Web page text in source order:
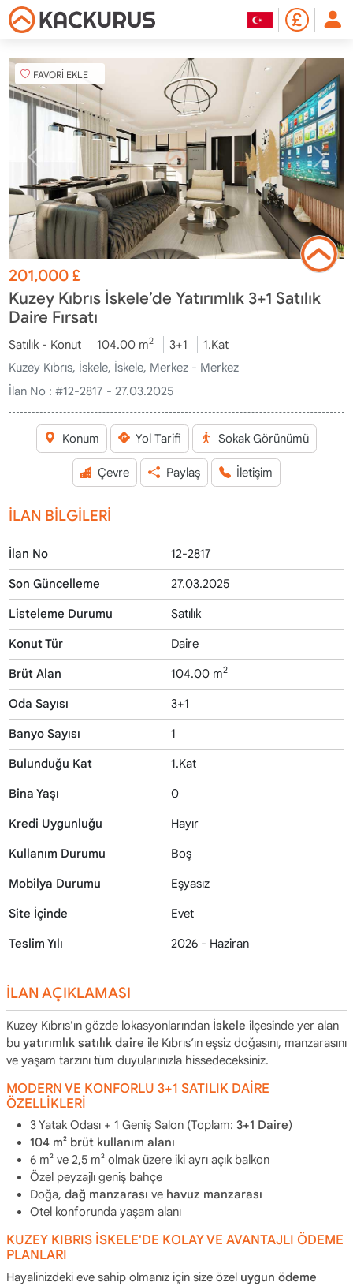
FAVORİ EKLE
201,000£
Kuzey Kıbrıs İskele’de Yatırımlık 3+1 Satılık
Daire Fırsatı
Satılık - Konut 104.00 m2 3+1
1.Kat
Kuzey Kıbrıs, İskele, İskele, Merkez - Merkez
İlan No : #12-2817 - 27.03.2025
Konum Yol Tarifi Sokak Görünümü
Çevre Paylaş İletişim
İLAN BİLGİLERİ
İlan No 12-2817
Son Güncelleme 27.03.2025
Listeleme Durumu Satılık
Konut Tür Daire
Brüt Alan 104.00 m2
Oda Sayısı 3+1
Banyo Sayısı 1
Bulunduğu Kat 1.Kat
Bina Yaşı 0
Kredi Uygunluğu Hayır
Kullanım Durumu Boş
Mobilya Durumu Eşyasız
Site İçinde Evet
Teslim Yılı 2026 - Haziran
İLAN AÇIKLAMASI
Kuzey Kıbrıs'ın gözde lokasyonlarından İskele ilçesinde yer alan
bu yatırımlık satılık daire ile Kıbrıs’ın eşsiz doğasını, manzarasını
ve yaşam tarzını tüm duyularınızla hissedeceksiniz.
MODERN VE KONFORLU 3+1 SATILIK DAİRE
ÖZELLİKLERİ
3 Yatak Odası + 1 Geniş Salon (Toplam: 3+1 Daire)
104 m² brüt kullanım alanı
6 m² ve 2,5 m² olmak üzere iki ayrı açık balkon
Özel peyzajlı geniş bahçe
Doğa, dağ manzarası ve havuz manzarası
Otel konforunda yaşam alanı
KUZEY KIBRIS İSKELE'DE KOLAY VE AVANTAJLI ÖDEME
PLANLARI
Hayalinizdeki eve sahip olmanız için size özel uygun ödeme